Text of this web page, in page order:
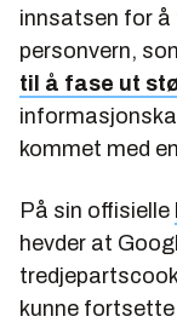
innsatsen for å
personvern,
til å fase ut
kommet med
På sin offisielle
hevder at
kunne